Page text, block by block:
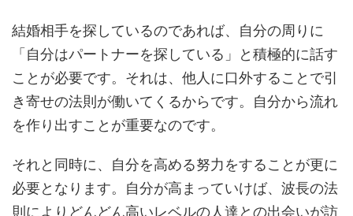
結婚相手を探しているのであれば、自分の周りに
「自分はパートナーを探している」と積極的に話す
ことが必要です。それは、他人に口外することで引
き寄せの法則が働いてくるからです。自分から流れ
を作り出すことが重要なのです。
それと同時に、自分を高める努力をすることが更に
必要となります。自分が高まっていけば、波長の法
則によりどんどん高いレベルの人達との出会いが訪